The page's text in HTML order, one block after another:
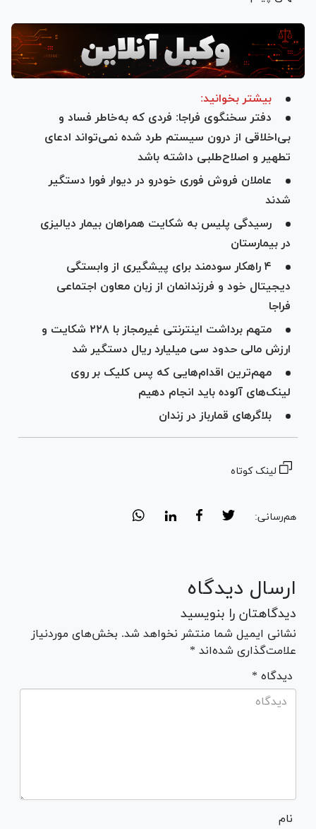
بیشتر بخوانید:
دفتر سخنگوی فراجا: فردی که به‌خاطر فساد و
بی‌اخلاقی از درون سیستم طرد شده نمی‌تواند ادعای
تطهیر و اصلاح‌طلبی داشته باشد
عاملان فروش فوری خودرو در دیوار فورا دستگیر
شدند
رسیدگی پلیس به شکایت همراهان بیمار دیالیزی
در بیمارستان
۴ راهکار سودمند برای پیشگیری از وابستگی
دیجیتال خود و فرزندانمان از زبان معاون اجتماعی
فراجا
متهم برداشت اینترنتی غیرمجاز با ۲۲۸ شکایت و
ارزش مالی حدود سی میلیارد ریال دستگیر شد
مهم‌ترین اقدام‌هایی که پس کلیک بر روی
لینک‌های آلوده باید انجام دهیم
بلاگر‌های قمارباز در زندان
لینک کوتاه
هم‌رسانی:
ارسال دیدگاه
دیدگاهتان را بنویسید
نشانی ایمیل شما منتشر نخواهد شد. بخش‌های موردنیاز
علامت‌گذاری شده‌اند *
* دیدگاه
نام